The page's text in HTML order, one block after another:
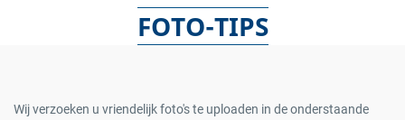
FOTO-TIPS
Wij verzoeken u vriendelijk foto's te uploaden in de onderstaande